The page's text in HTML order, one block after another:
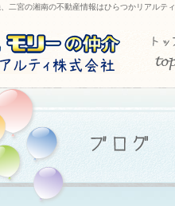
二宮の湘南の不動産情報はひらつかリアルティ